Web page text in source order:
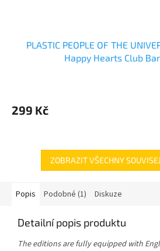
PLASTIC PEOPLE OF THE
Happy Hearts Club
299 Kč
ZOBRAZIT VŠECHNY
Popis Podobné (1) Diskuze
Detailní popis produktu
The editions are fully equipped with